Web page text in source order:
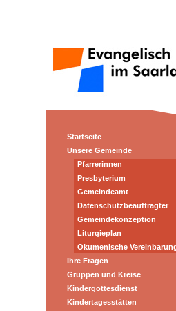
Startseite
Unsere Gemeinde
Pfarrerinnen
Presbyterium
Gemeindeamt
Datenschutzbeauftragter
Gemeindekonzeption
Liturgieplan
Ökumenische
Ihre Fragen
Gruppen und Kreise
Kindergottesdienst
Kindertagesstätten